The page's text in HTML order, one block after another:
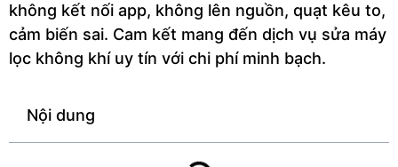
không kết nối app, không lên nguồn, quạt kêu to,
cảm biến sai. Cam kết mang đến dịch vụ sửa máy
lọc không khí uy tín với chi phí minh bạch.
Nội dung